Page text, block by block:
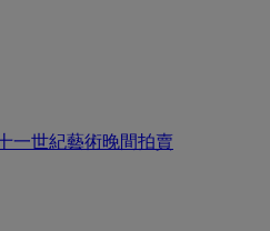
一世紀藝術晚間拍賣